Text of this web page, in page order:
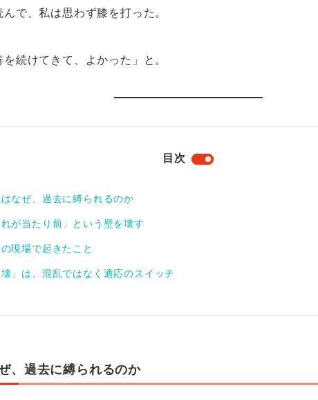
で、私は思わず膝を打った。
を続けてきて、よかった」と。
目次
なぜ、過去に縛られるのか
れが当たり前」という壁を壊す
現場で起きたこと
壊」は、混乱ではなく適応のスイッチ
、過去に縛られるのか